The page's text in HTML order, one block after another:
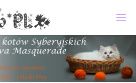
IR
ST
N